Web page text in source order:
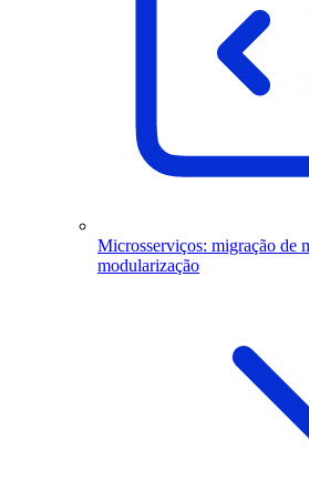
Microsserviços: migração de
modularização